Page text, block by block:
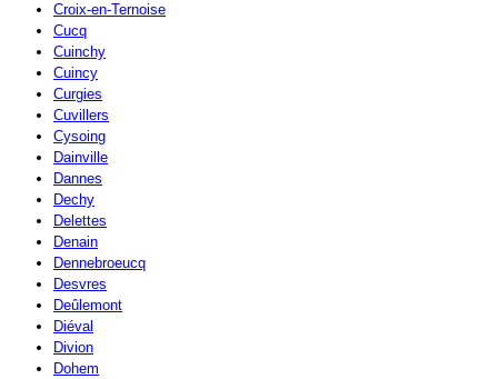
Croix-en-Ternoise
Cucq
Cuinchy
Cuincy
Curgies
Cuvillers
Cysoing
Dainville
Dannes
Dechy
Delettes
Denain
Dennebroeucq
Desvres
Deûlemont
Diéval
Divion
Dohem